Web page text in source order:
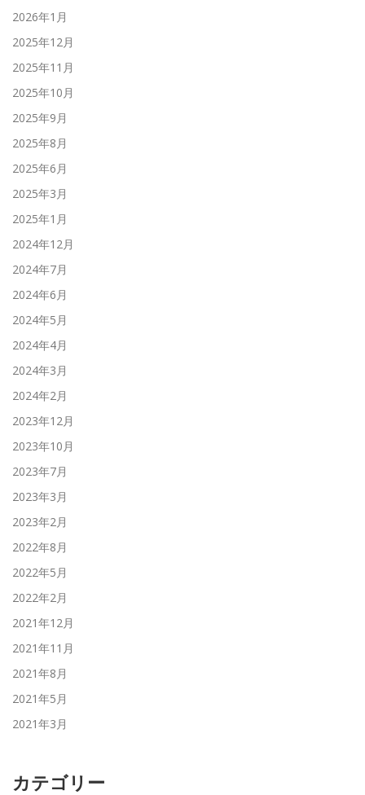
2026年1月
2025年12月
2025年11月
2025年10月
2025年9月
2025年8月
2025年6月
2025年3月
2025年1月
2024年12月
2024年7月
2024年6月
2024年5月
2024年4月
2024年3月
2024年2月
2023年12月
2023年10月
2023年7月
2023年3月
2023年2月
2022年8月
2022年5月
2022年2月
2021年12月
2021年11月
2021年8月
2021年5月
2021年3月
カテゴリー